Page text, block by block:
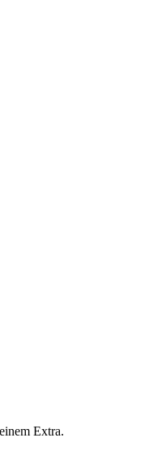
Extra.